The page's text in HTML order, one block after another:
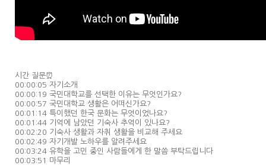
시간 질문⏰
00:00:05 자기소개
00:00:19 국민대학교를 선택한 이유는 무엇인가요?
00:00:57 국민대학교 생활은 어떠신가요?
00:01:14 특이했던 한국 문화는 무엇이었나요?
00:01:44 기억에 남았던 기숙사 추억이 있나요?
00:02:20 기숙사 생활과 자취 생활을 비교해 주세요
00:02:49 자기개발 노하우를 알려주세요
00:03:24 유학을 고민 중인 사람들에게 한 말씀 부탁드립니다
00:03:51 마무리